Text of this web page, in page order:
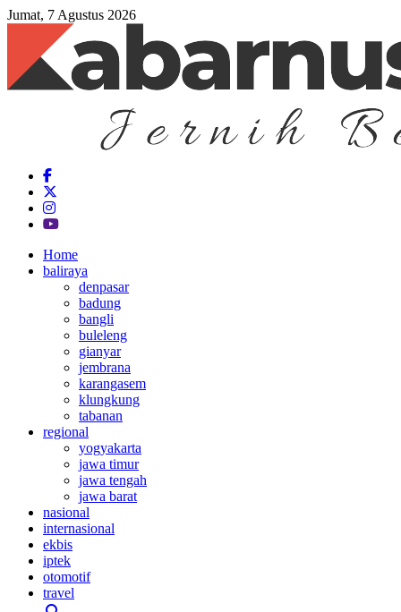
Jumat, 7 Agustus 2026
Home
baliraya
denpasar
badung
bangli
buleleng
gianyar
jembrana
karangasem
klungkung
tabanan
regional
yogyakarta
jawa timur
jawa tengah
jawa barat
nasional
internasional
ekbis
iptek
otomotif
travel